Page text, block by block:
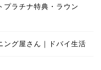
プラチナ特典・ラウン
ング屋さん｜ドバイ生活